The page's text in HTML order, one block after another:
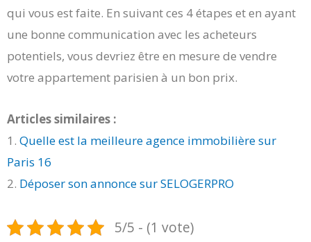
qui vous est faite. En suivant ces 4 étapes et en ayant
une bonne communication avec les acheteurs
potentiels, vous devriez être en mesure de vendre
votre appartement parisien à un bon prix.
Articles similaires :
1. Quelle est la meilleure agence immobilière sur
Paris 16
2. Déposer son annonce sur SELOGERPRO
5/5 - (1 vote)